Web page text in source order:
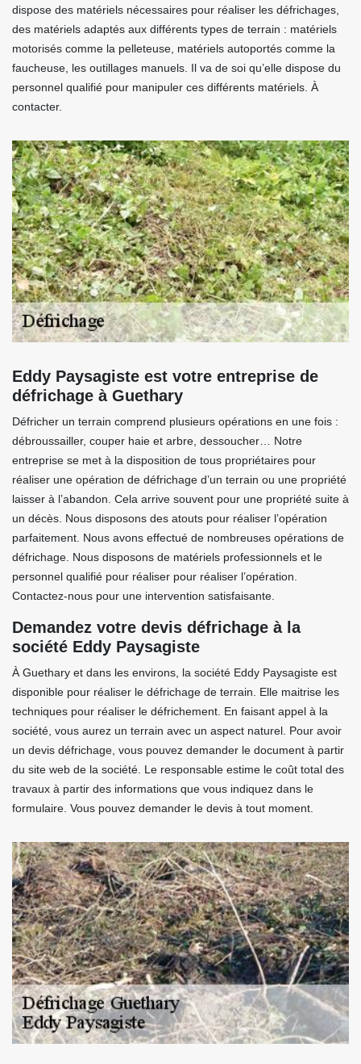
dispose des matériels nécessaires pour réaliser les défrichages,
des matériels adaptés aux différents types de terrain : matériels
motorisés comme la pelleteuse, matériels autoportés comme la
faucheuse, les outillages manuels. Il va de soi qu’elle dispose du
personnel qualifié pour manipuler ces différents matériels. À
contacter.
Eddy Paysagiste est votre entreprise de
défrichage à Guethary
Défricher un terrain comprend plusieurs opérations en une fois :
débroussailler, couper haie et arbre, dessoucher… Notre
entreprise se met à la disposition de tous propriétaires pour
réaliser une opération de défrichage d’un terrain ou une propriété
laisser à l’abandon. Cela arrive souvent pour une propriété suite à
un décès. Nous disposons des atouts pour réaliser l’opération
parfaitement. Nous avons effectué de nombreuses opérations de
défrichage. Nous disposons de matériels professionnels et le
personnel qualifié pour réaliser pour réaliser l’opération.
Contactez-nous pour une intervention satisfaisante.
Demandez votre devis défrichage à la
société Eddy Paysagiste
À Guethary et dans les environs, la société Eddy Paysagiste est
disponible pour réaliser le défrichage de terrain. Elle maitrise les
techniques pour réaliser le défrichement. En faisant appel à la
société, vous aurez un terrain avec un aspect naturel. Pour avoir
un devis défrichage, vous pouvez demander le document à partir
du site web de la société. Le responsable estime le coût total des
travaux à partir des informations que vous indiquez dans le
formulaire. Vous pouvez demander le devis à tout moment.